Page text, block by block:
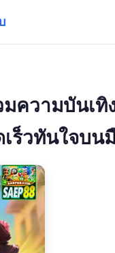
ความบันเทิ
เร็วทันใจบน